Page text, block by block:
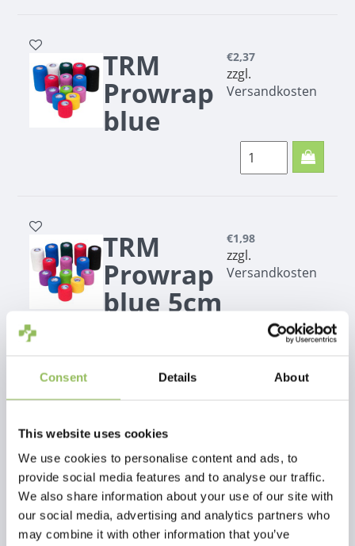
Consent Details About
This website uses cookies
We use cookies to personalise content and ads, to
provide social media features and to analyse our traffic.
We also share information about your use of our site with
our social media, advertising and analytics partners who
may combine it with other information that you’ve
TRM
Prowrap
blue
€2,37
zzgl.
Versandkosten
TRM
Prowrap
blue 5cm
€1,98
zzgl.
Versandkosten
Star
Shine
Degleiter für
Schwanz und
Mähne.
Versandkosten